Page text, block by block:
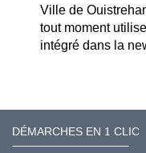
Ville de
tout moment
intégré dans la
DÉMARCHES EN 1 CLIC